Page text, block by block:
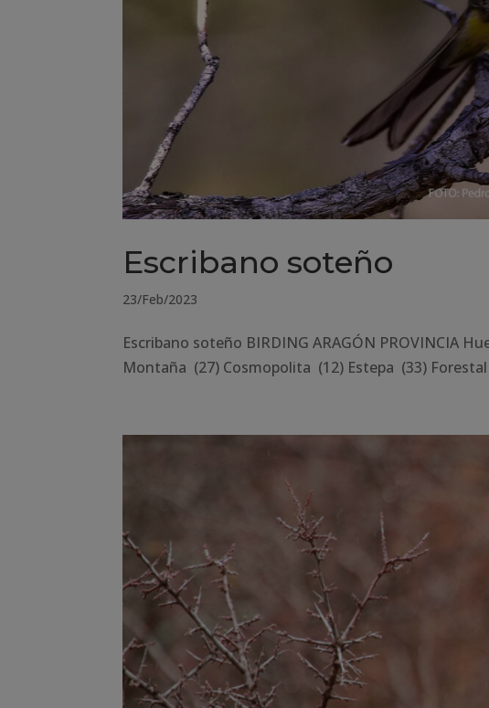
Escribano soteño
23/Feb/2023
Escribano soteño BIRDING ARAGÓN PROVINCIA
Montaña (27) Cosmopolita (12) Estepa (33)